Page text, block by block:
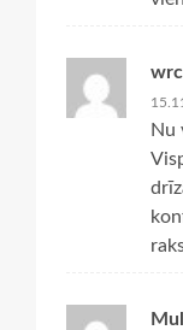
wrc
Nu